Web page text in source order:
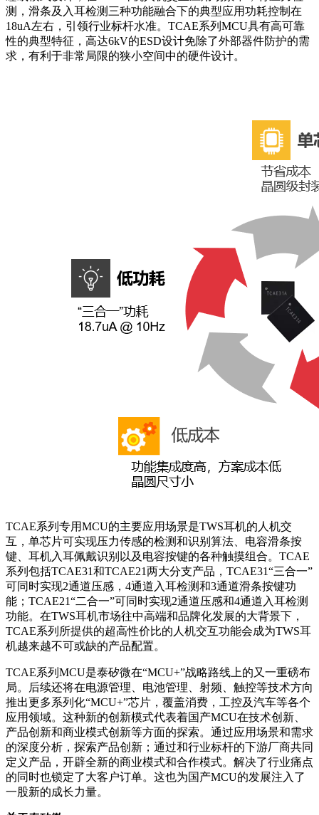
测，滑条及入耳检测三种功能融合下的典型应用功耗控制在
18uA左右，引领行业标杆水准。TCAE系列MCU具有高可靠
性的典型特征，高达6kV的ESD设计免除了外部器件防护的需
求，有利于非常局限的狭小空间中的硬件设计。
TCAE系列专用MCU的主要应用场景是TWS耳机的人机交
互，单芯片可实现压力传感的检测和识别算法、电容滑条按
键、耳机入耳佩戴识别以及电容按键的各种触摸组合。TCAE
系列包括TCAE31和TCAE21两大分支产品，TCAE31“三合一”
可同时实现2通道压感，4通道入耳检测和3通道滑条按键功
能；TCAE21“二合一”可同时实现2通道压感和4通道入耳检测
功能。在TWS耳机市场往中高端和品牌化发展的大背景下，
TCAE系列所提供的超高性价比的人机交互功能会成为TWS耳
机越来越不可或缺的产品配置。
TCAE系列MCU是泰矽微在“MCU+”战略路线上的又一重磅布
局。后续还将在电源管理、电池管理、射频、触控等技术方向
推出更多系列化“MCU+”芯片，覆盖消费，工控及汽车等各个
应用领域。这种新的创新模式代表着国产MCU在技术创新、
产品创新和商业模式创新等方面的探索。通过应用场景和需求
的深度分析，探索产品创新；通过和行业标杆的下游厂商共同
定义产品，开辟全新的商业模式和合作模式。解决了行业痛点
的同时也锁定了大客户订单。这也为国产MCU的发展注入了
一股新的成长力量。